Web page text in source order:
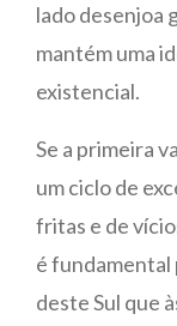
lado desenjoa
mantém uma
existencial.
Se a primeira
um ciclo de
fritas e de
é fundamental
deste Sul que